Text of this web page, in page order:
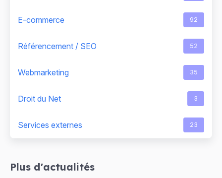
E-commerce 92
Référencement / SEO 52
Webmarketing 35
Droit du Net 3
Services externes 23
Plus d'actualités